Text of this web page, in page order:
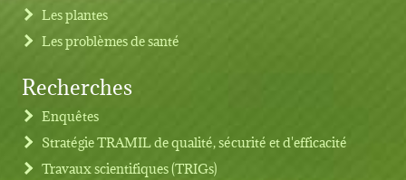
Footer menu
Les plantes
Les problèmes de santé
Recherches
Enquêtes
Stratégie TRAMIL de qualité, sécurité et d'efficacité
Travaux scientifiques (TRIGs)